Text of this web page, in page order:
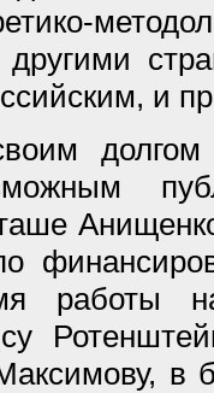
другими
и
работы
в